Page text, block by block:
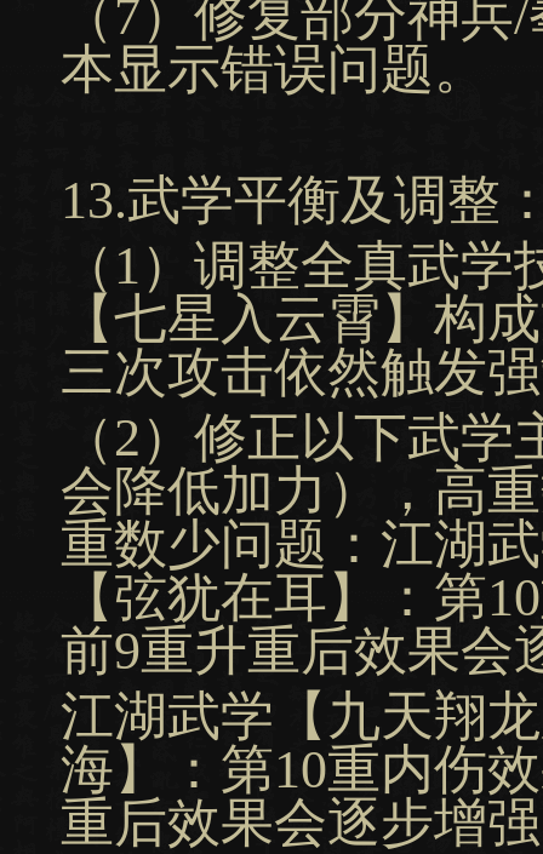
（7）修复部分神
本显示错误问题。
13.武学平衡及调整
（1）调整全真武
【七星入云霄】构
三次攻击依然触发
（2）修正以下武
会降低加力），高
重数少问题：江湖
【弦犹在耳】：第
前9重升重后效果会
江湖武学【九天翔
海】：第10重内伤
重后效果会逐步增